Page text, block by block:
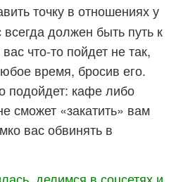
точку в отношениях у
должен быть путь к
что-то пойдет не так,
время, бросив его.
подойдет: кафе либо
сможет «закатить» вам
вас обвинять в
делимся в соцсетях и